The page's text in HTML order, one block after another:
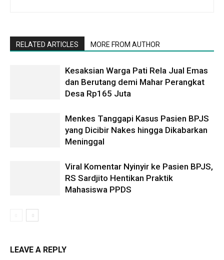
RELATED ARTICLES MORE FROM AUTHOR
Kesaksian Warga Pati Rela Jual Emas
dan Berutang demi Mahar Perangkat
Desa Rp165 Juta
Menkes Tanggapi Kasus Pasien BPJS
yang Dicibir Nakes hingga Dikabarkan
Meninggal
Viral Komentar Nyinyir ke Pasien BPJS,
RS Sardjito Hentikan Praktik
Mahasiswa PPDS
LEAVE A REPLY